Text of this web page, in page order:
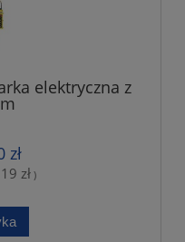
elektryczna z
zł
zł)